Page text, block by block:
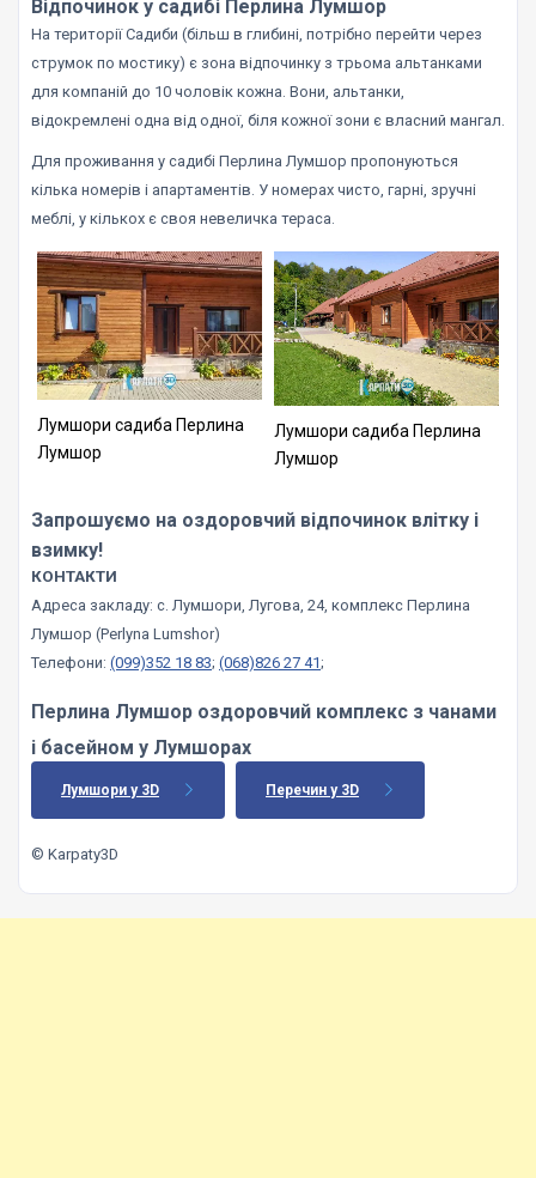
Відпочинок у садибі Перлина Лумшор
На території Садиби (більш в глибині, потрібно перейти через
струмок по мостику) є зона відпочинку з трьома альтанками
для компаній до 10 чоловік кожна. Вони, альтанки,
відокремлені одна від одної, біля кожної зони є власний мангал.
Для проживання у садибі Перлина Лумшор пропонуються
кілька номерів і апартаментів. У номерах чисто, гарні, зручні
меблі, у кількох є своя невеличка тераса.
Лумшори садиба Перлина
Лумшор
Лумшори садиба Перлина
Лумшор
Запрошуємо на оздоровчий відпочинок влітку і
взимку!
КОНТАКТИ
Адреса закладу: с. Лумшори, Лугова, 24, комплекс Перлина
Лумшор (Perlyna Lumshor)
Телефони: (099)352 18 83; (068)826 27 41;
Перлина Лумшор оздоровчий комплекс з чанами
і басейном у Лумшорах
Лумшори у 3D Перечин у 3D
© Karpaty3D